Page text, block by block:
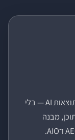
איך גורמים לאתר להופיע טוב יותר בגוגל ובתוצאות AI — בלי
מבנה